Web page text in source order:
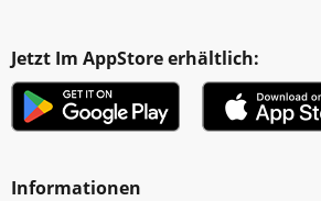
Jetzt Im AppStore erhältlich:
Informationen